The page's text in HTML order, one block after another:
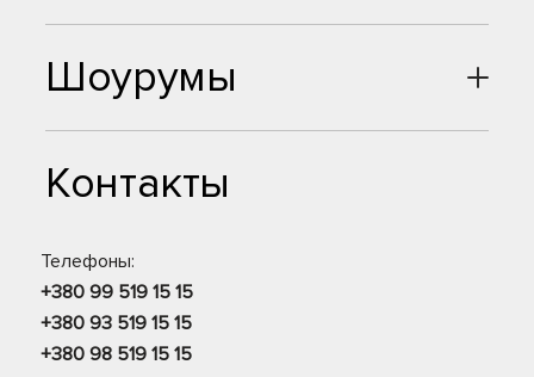
Шоурумы
Контакты
Телефоны:
+380 99 519 15 15
+380 93 519 15 15
+380 98 519 15 15